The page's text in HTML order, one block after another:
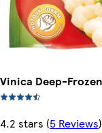
Vinica Deep-
4.2 stars (5 Reviews)